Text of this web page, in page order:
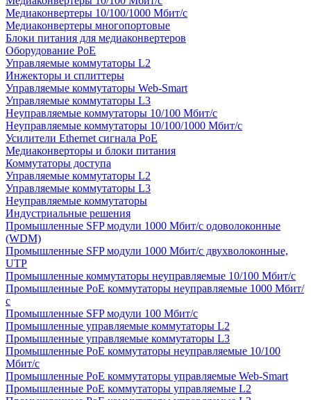
Медиаконвертеры 10/100/1000 Мбит/c
Медиаконвертеры многопортовые
Блоки питания для медиаконвертеров
Оборудование PoE
Управляемые коммутаторы L2
Инжекторы и сплиттеры
Управляемые коммутаторы Web-Smart
Управляемые коммутаторы L3
Неуправляемые коммутаторы 10/100 Мбит/с
Неуправляемые коммутаторы 10/100/1000 Мбит/с
Усилители Ethernet сигнала PoE
Медиаконверторы и блоки питания
Коммутаторы доступа
Управляемые коммутаторы L2
Управляемые коммутаторы L3
Неуправляемые коммутаторы
Индустриальные решения
Промышленные SFP модули 1000 Мбит/c одоволоконные
(WDM)
Промышленные SFP модули 1000 Мбит/c двухволоконные,
UTP
Промышленные коммутаторы неуправляемые 10/100 Мбит/с
Промышленные PoE коммутаторы неуправляемые 1000 Мбит/
с
Промышленные SFP модули 100 Мбит/c
Промышленные управляемые коммутаторы L2
Промышленные управляемые коммутаторы L3
Промышленные PoE коммутаторы неуправляемые 10/100
Мбит/с
Промышленные PoE коммутаторы управляемые Web-Smart
Промышленные PoE коммутаторы управляемые L2